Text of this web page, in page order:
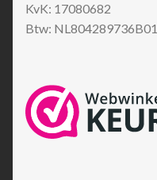
KvK: 17080682
Btw: NL804289736B01